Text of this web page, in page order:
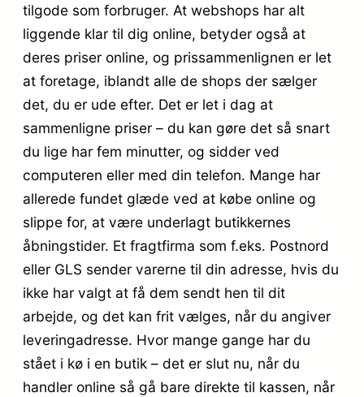
tilgode som forbruger. At webshops har alt
liggende klar til dig online, betyder også at
deres priser online, og prissammenlignen er let
at foretage, iblandt alle de shops der sælger
det, du er ude efter. Det er let i dag at
sammenligne priser – du kan gøre det så snart
du lige har fem minutter, og sidder ved
computeren eller med din telefon. Mange har
allerede fundet glæde ved at købe online og
slippe for, at være underlagt butikkernes
åbningstider. Et fragtfirma som f.eks. Postnord
eller GLS sender varerne til din adresse, hvis du
ikke har valgt at få dem sendt hen til dit
arbejde, og det kan frit vælges, når du angiver
leveringadresse. Hvor mange gange har du
stået i kø i en butik – det er slut nu, når du
handler online så gå bare direkte til kassen, når